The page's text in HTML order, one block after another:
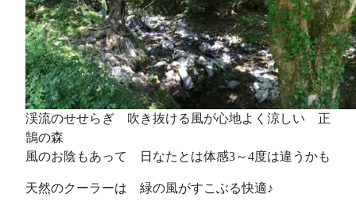
渓流のせせらぎ 吹き抜ける風が心地よく涼しい 正
鵠の森
風のお陰もあって 日なたとは体感3～4度は違うかも
天然のクーラーは 緑の風がすこぶる快適♪